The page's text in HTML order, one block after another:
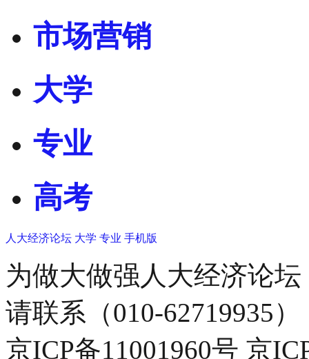
市场营销
大学
专业
高考
人大经济论坛 大学 专业 手机版
为做大做强人大经济论
请联系（010-62719935）
京ICP备11001960号 京